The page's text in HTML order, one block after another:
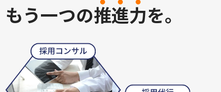
もう一つの推進力を。